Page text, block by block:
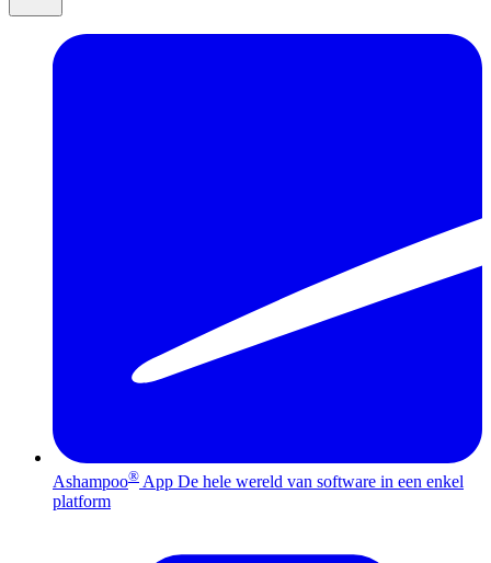
Ashampoo® App De hele wereld van software in een enkel
platform